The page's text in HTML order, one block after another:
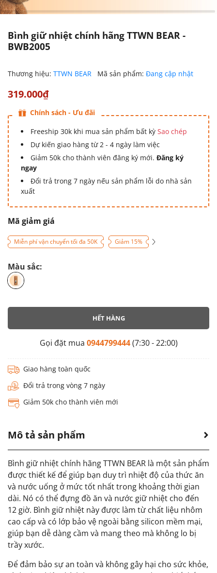
Bình giữ nhiệt chính hãng TTWN BEAR -
BWB2005
Thương hiệu: TTWN BEAR Mã sản phẩm: Đang cập nhật
319.000₫
Chính sách - Ưu đãi
Freeship 30k khi mua sản phẩm bất kỳ Sao chép
Dự kiến giao hàng từ 2 - 4 ngày làm việc
Giảm 50k cho thành viên đăng ký mới. Đăng ký
ngay
Đổi trả trong 7 ngày nếu sản phẩm lỗi do nhà sản
xuất
Mã giảm giá
Miễn phí vận chuyển tối đa 50K Giảm 15%
Màu sắc:
HẾT HÀNG
Gọi đặt mua 0944799444(7:30 - 22:00)
Giao hàng toàn quốc
Đổi trả trong vòng 7 ngày
Giảm 50k cho thành viên mới
Mô tả sản phẩm
Bình giữ nhiệt chính hãng TTWN BEAR là một sản phẩm
được thiết kế để giúp bạn duy trì nhiệt độ của thức ăn
và nước uống ở mức tốt nhất trong khoảng thời gian
dài. Nó có thể đựng đồ ăn và nước giữ nhiệt cho đến
12 giờ. Bình giữ nhiệt này được làm từ chất liệu nhôm
cao cấp và có lớp bảo vệ ngoài bằng silicon mềm mại,
giúp bạn dễ dàng cầm và mang theo mà không lo bị
trầy xước.
Để đảm bảo sự an toàn và không gây hại cho sức khỏe,